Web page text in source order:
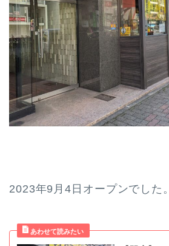
2023年9月4日オープンでした。